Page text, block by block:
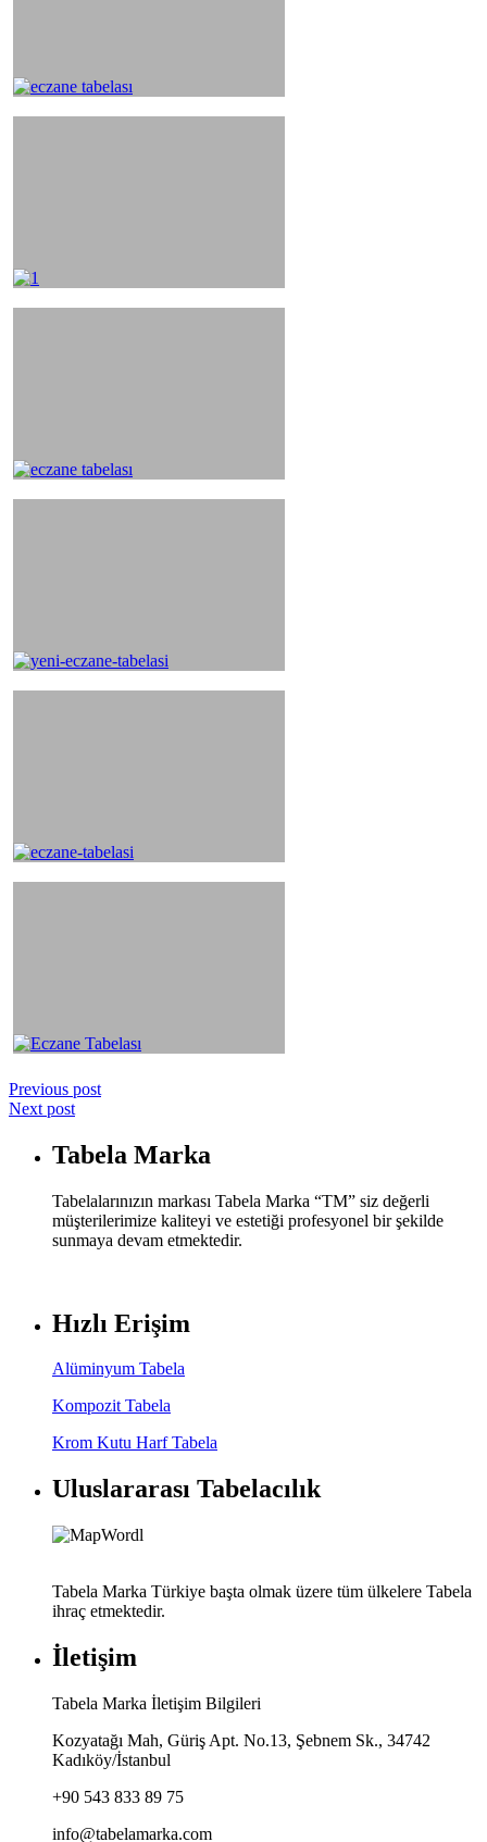
Previous post
Next post
Tabela Marka
Tabelalarınızın markası Tabela Marka “TM” siz değerli
müşterilerimize kaliteyi ve estetiği profesyonel bir şekilde
sunmaya devam etmektedir.
Hızlı Erişim
Alüminyum Tabela
Kompozit Tabela
Krom Kutu Harf Tabela
Uluslararası Tabelacılık
Tabela Marka Türkiye başta olmak üzere tüm ülkelere Tabela
ihraç etmektedir.
İletişim
Tabela Marka İletişim Bilgileri
Kozyatağı Mah, Güriş Apt. No.13, Şebnem Sk., 34742
Kadıköy/İstanbul
+90 543 833 89 75
info@tabelamarka.com